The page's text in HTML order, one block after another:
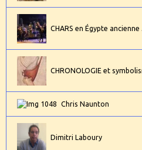
CHARS en Égypte ancienne
CHRONOLOGIE et
Chris Naunton
Dimitri Laboury